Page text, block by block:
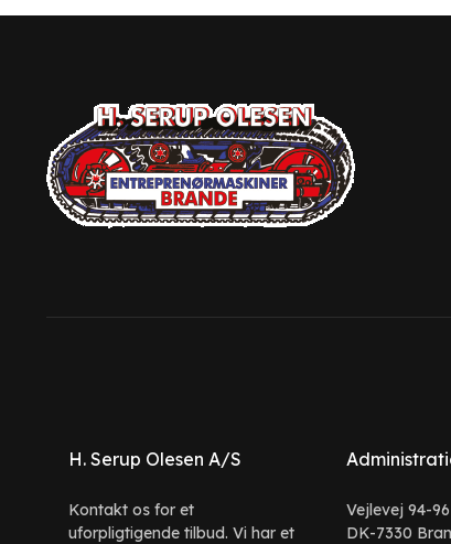
H. Serup Olesen A/S
Kontakt os for et
uforpligtigende tilbud. Vi har et
Vejlevej 94-96
DK-7330